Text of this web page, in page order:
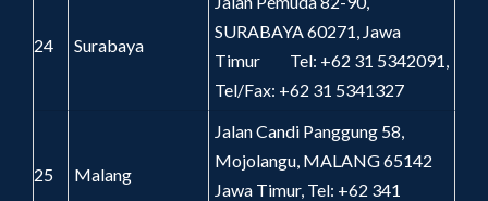
24 Surabaya
SURABAYA 60271, Jawa
Timur Tel: +62 31 5342091,
Tel/Fax: +62 31 5341327
25 Malang
Jalan Candi Panggung 58,
Mojolangu, MALANG 65142
Jawa Timur, Tel: +62 341